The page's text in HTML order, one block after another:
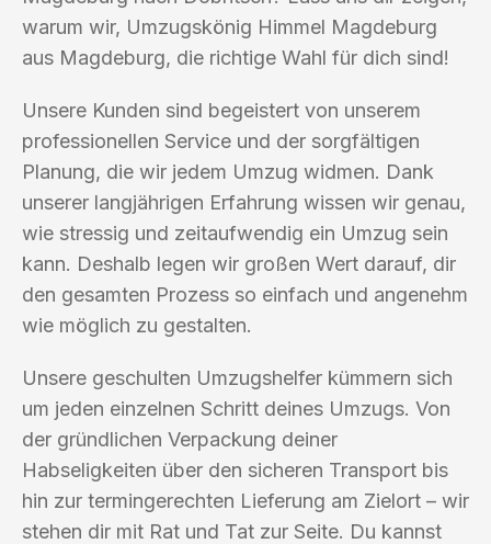
warum wir, Umzugskönig Himmel Magdeburg
aus Magdeburg, die richtige Wahl für dich sind!
Unsere Kunden sind begeistert von unserem
professionellen Service und der sorgfältigen
Planung, die wir jedem Umzug widmen. Dank
unserer langjährigen Erfahrung wissen wir genau,
wie stressig und zeitaufwendig ein Umzug sein
kann. Deshalb legen wir großen Wert darauf, dir
den gesamten Prozess so einfach und angenehm
wie möglich zu gestalten.
Unsere geschulten Umzugshelfer kümmern sich
um jeden einzelnen Schritt deines Umzugs. Von
der gründlichen Verpackung deiner
Habseligkeiten über den sicheren Transport bis
hin zur termingerechten Lieferung am Zielort – wir
stehen dir mit Rat und Tat zur Seite. Du kannst